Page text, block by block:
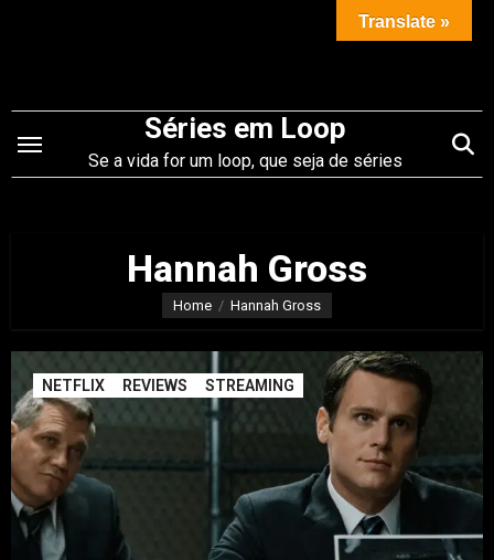
conteúdo
Séries em Loop
Se a vida for um loop, que seja de séries
Hannah Gross
Home Hannah Gross
NETFLIX REVIEWS STREAMING
Translate »